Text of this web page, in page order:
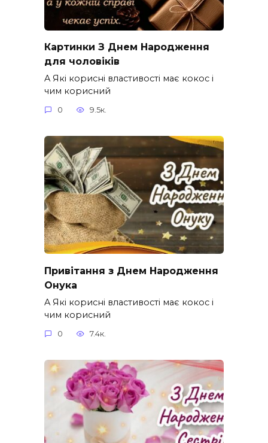
Картинки З Днем Народження
для чоловіків​
A Які корисні властивості має кокос і
чим корисний
0 9.5к.
Привітання з Днем Народження
Онука
A Які корисні властивості має кокос і
чим корисний
0 7.4к.